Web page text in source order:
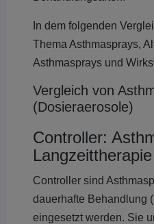
In dem folgenden
Thema Asthmasprays,
Asthmasprays und
Vergleich von
(Dosieraerosole)
Controller:
Langzeittherapie
Controller sind
dauerhafte Behandlung
eingesetzt werden. Sie